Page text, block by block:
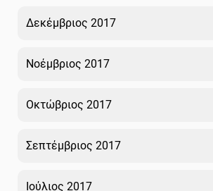
Δεκέμβριος 2017
Νοέμβριος 2017
Οκτώβριος 2017
Σεπτέμβριος 2017
Ιούλιος 2017